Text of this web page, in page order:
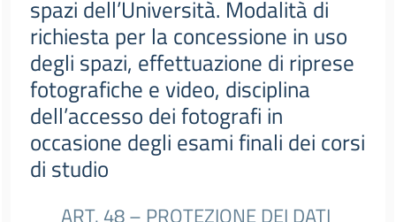
spazi dell’Università. Modalità di
richiesta per la concessione in uso
degli spazi, effettuazione di riprese
fotografiche e video, disciplina
dell’accesso dei fotografi in
occasione degli esami finali dei corsi
di studio
ART. 48 – PROTEZIONE DEI DATI